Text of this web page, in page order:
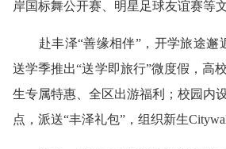
岸国标舞公开赛、明星足球友谊赛等
赴丰泽“善缘相伴”，开学旅途邂
送学季推出“送学即旅行”微度假，高
生专属特惠、全区出游福利；校园内
点，派送“丰泽礼包”，组织新生